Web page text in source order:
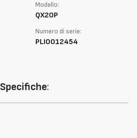
Modello:
QX20P
Numero di serie:
PLI0012454
Specifiche: